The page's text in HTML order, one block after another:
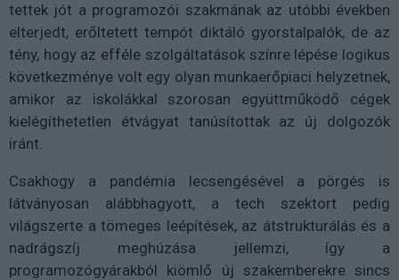
tettek jót a programozói szakmának az utóbbi években
elterjedt, erőltetett tempót diktáló gyorstalpalók, de az
tény, hogy az efféle szolgáltatások színre lépése logikus
következménye volt egy olyan munkaerőpiaci helyzetnek,
amikor az iskolákkal szorosan együttműködő cégek
kielégíthetetlen étvágyat tanúsítottak az új dolgozók
iránt.
Csakhogy a pandémia lecsengésével a pörgés is
látványosan alábbhagyott, a tech szektort pedig
világszerte a tömeges leépítések, az átstrukturálás és a
nadrágszíj meghúzása jellemzi, így a
programozógyárakból kiömlő új szakemberekre sincs